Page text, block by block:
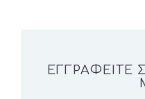
ΕΓΓΡΑΦΕΊΤΕ